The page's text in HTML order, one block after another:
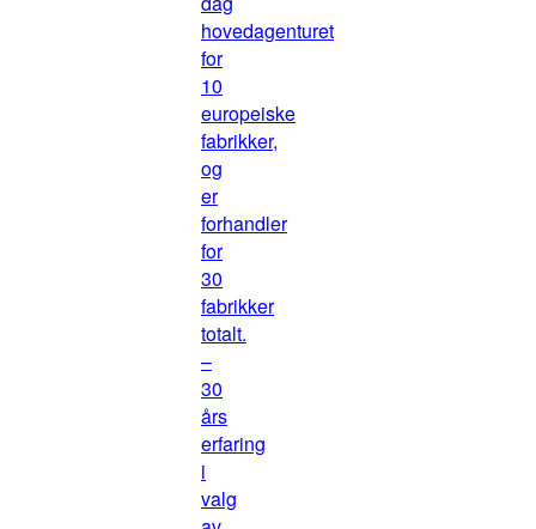
hovedagenturet
for
10
europeiske
fabrikker,
og
er
forhandler
for
30
fabrikker
totalt.
–
30
års
erfaring
i
valg